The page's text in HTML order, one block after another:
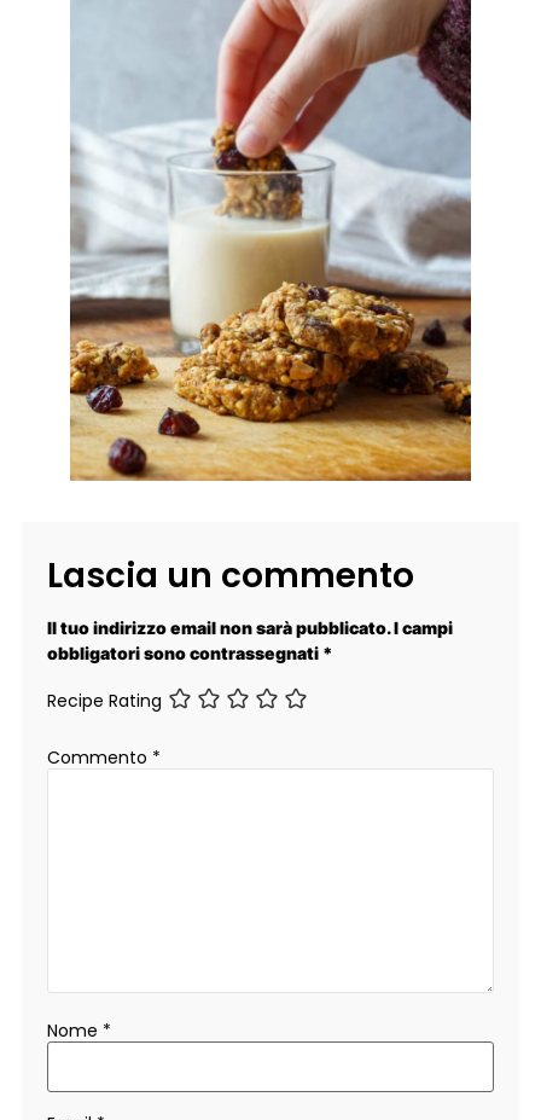
Lascia un commento
Il tuo indirizzo email non sarà pubblicato. I campi
obbligatori sono contrassegnati *
Recipe Rating
Commento *
Nome *